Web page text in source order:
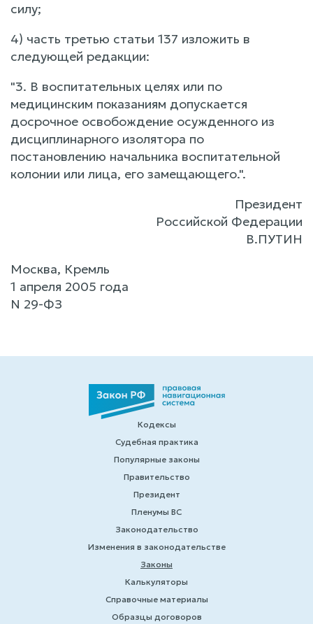
силу;
4) часть третью статьи 137 изложить в
следующей редакции:
"3. В воспитательных целях или по
медицинским показаниям допускается
досрочное освобождение осужденного из
дисциплинарного изолятора по
постановлению начальника воспитательной
колонии или лица, его замещающего.".
Президент
Российской Федерации
В.ПУТИН
Москва, Кремль
1 апреля 2005 года
N 29-ФЗ
Кодексы
Судебная практика
Популярные законы
Правительство
Президент
Пленумы ВС
Законодательство
Изменения в законодательстве
Законы
Калькуляторы
Справочные материалы
Образцы договоров